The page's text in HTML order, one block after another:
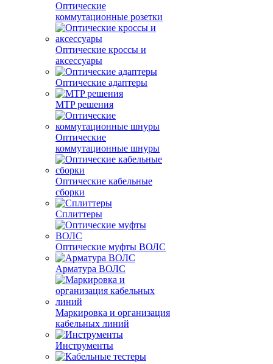
Оптические
коммутационные розетки
Оптические кроссы и
аксессуары
Оптические адаптеры
MTP решения
Оптические
коммутационные шнуры
Оптические кабельные
сборки
Сплиттеры
Оптические муфты ВОЛС
Арматура ВОЛС
Маркировка и организация
кабельных линий
Инструменты